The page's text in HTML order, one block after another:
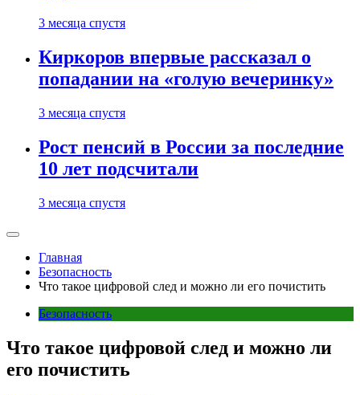
3 месяца спустя
Киркоров впервые рассказал о
попадании на «голую вечеринку»
3 месяца спустя
Рост пенсий в России за последние
10 лет подсчитали
3 месяца спустя
Главная
Безопасность
Что такое цифровой след и можно ли его почистить
Безопасность
Что такое цифровой след и можно ли
его почистить